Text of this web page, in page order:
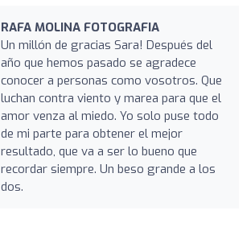
RAFA MOLINA FOTOGRAFIA
Un millón de gracias Sara! Después del
año que hemos pasado se agradece
conocer a personas como vosotros. Que
luchan contra viento y marea para que el
amor venza al miedo. Yo solo puse todo
de mi parte para obtener el mejor
resultado, que va a ser lo bueno que
recordar siempre. Un beso grande a los
dos.